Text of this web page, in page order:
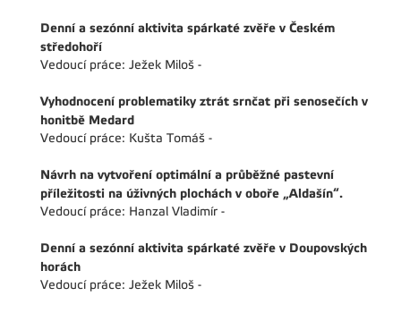
Denní a sezónní aktivita spárkaté zvěře v Českém
středohoří
Vedoucí práce: Ježek Miloš -
Vyhodnocení problematiky ztrát srnčat při senosečích v
honitbě Medard
Vedoucí práce: Kušta Tomáš -
Návrh na vytvoření optimální a průběžné pastevní
příležitosti na úživných plochách v oboře „Aldašín“.
Vedoucí práce: Hanzal Vladimír -
Denní a sezónní aktivita spárkaté zvěře v Doupovských
horách
Vedoucí práce: Ježek Miloš -